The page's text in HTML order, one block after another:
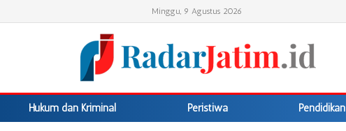
Minggu, 9 Agustus 2026
Hukum dan Kriminal Peristiwa Pendidikan